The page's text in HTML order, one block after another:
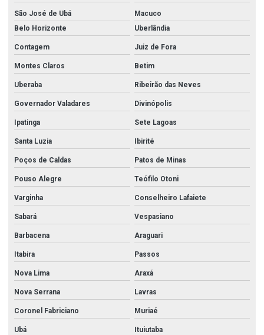
São José de Ubá
Macuco
Belo Horizonte
Uberlândia
Contagem Juiz de Fora
Montes Claros Betim
Uberaba Ribeirão das Neves
Governador Valadares Divinópolis
Ipatinga Sete Lagoas
Santa Luzia Ibirité
Poços de Caldas Patos de Minas
Pouso Alegre Teófilo Otoni
Varginha Conselheiro Lafaiete
Sabará Vespasiano
Barbacena Araguari
Itabira Passos
Nova Lima Araxá
Nova Serrana Lavras
Coronel Fabriciano Muriaé
Ubá Ituiutaba